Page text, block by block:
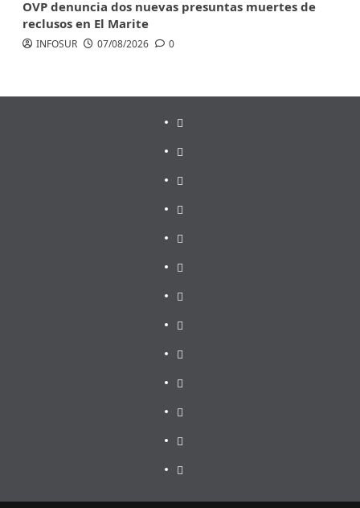
OVP denuncia dos nuevas presuntas muertes de
reclusos en El Marite
INFOSUR 07/08/2026 0